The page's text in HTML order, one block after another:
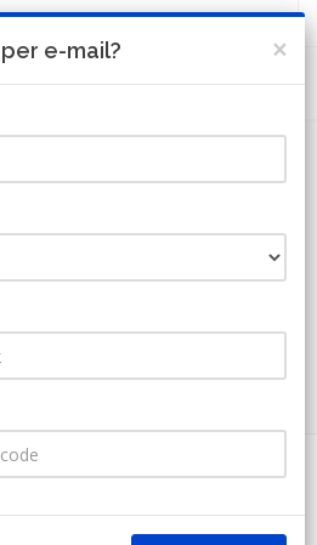
MIJN ACCOUNT
ZOEKEN
voor specialist
×
e-mail?